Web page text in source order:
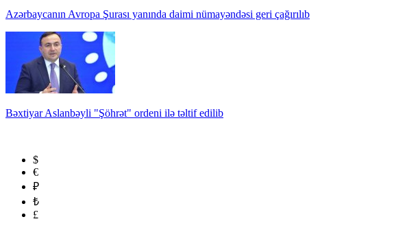
Azərbaycanın Avropa Şurası yanında daimi nümayəndəsi geri çağırılıb
Bəxtiyar Aslanbəyli "Şöhrət" ordeni ilə təltif edilib
$
€
₽
₺
£